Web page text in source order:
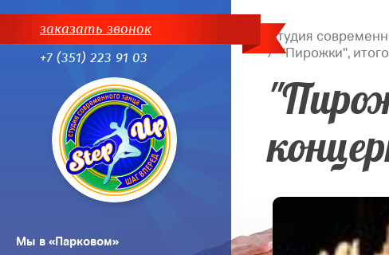
заказать звонок
+7 (351) 223 91 03
Мы в «Парковом»
Студия
"Пирожки",